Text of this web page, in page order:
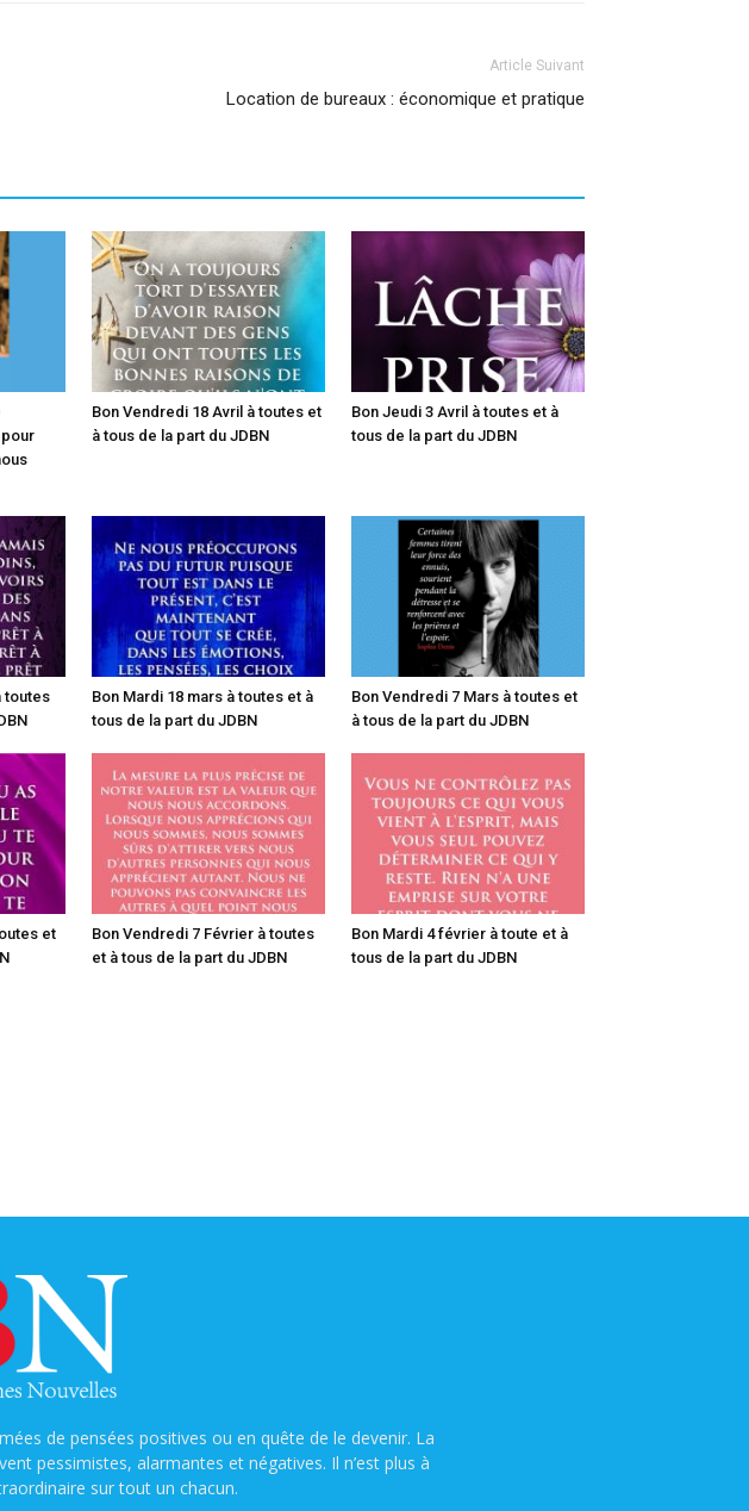
Article Suivant
Location de bureaux : économique et pratique
Bon Vendredi 18 Avril à toutes et
à tous de la part du JDBN
Bon Jeudi 3 Avril à toutes et à
tous de la part du JDBN
toutes
Bon Mardi 18 mars à toutes et à
tous de la part du JDBN
Bon Vendredi 7 Mars à toutes et
à tous de la part du JDBN
et
Bon Vendredi 7 Février à toutes
et à tous de la part du JDBN
Bon Mardi 4 février à toute et à
tous de la part du JDBN
de pensées positives ou en quête de le devenir. La
pessimistes, alarmantes et négatives. Il n’est plus à
sur tout un chacun.